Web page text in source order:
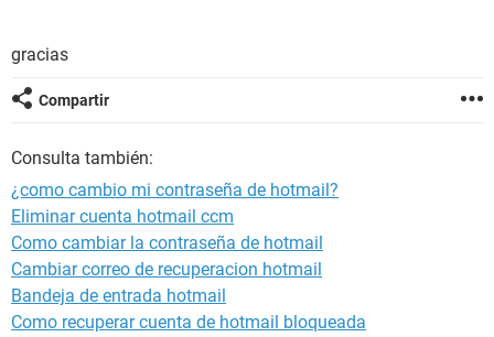
gracias
Compartir
Consulta también:
¿como cambio mi contraseña de hotmail?
Eliminar cuenta hotmail ccm
Como cambiar la contraseña de hotmail
Cambiar correo de recuperacion hotmail
Bandeja de entrada hotmail
Como recuperar cuenta de hotmail bloqueada